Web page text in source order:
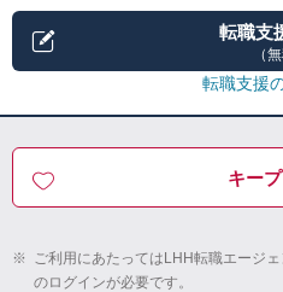
転職支
（
転職支援
キー
※ ご利用にあたってはLHH転職エージ
のログインが必要です。